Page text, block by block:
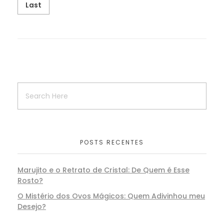
Last
POSTS RECENTES
Marujito e o Retrato de Cristal: De Quem é Esse
Rosto?
O Mistério dos Ovos Mágicos: Quem Adivinhou meu
Desejo?